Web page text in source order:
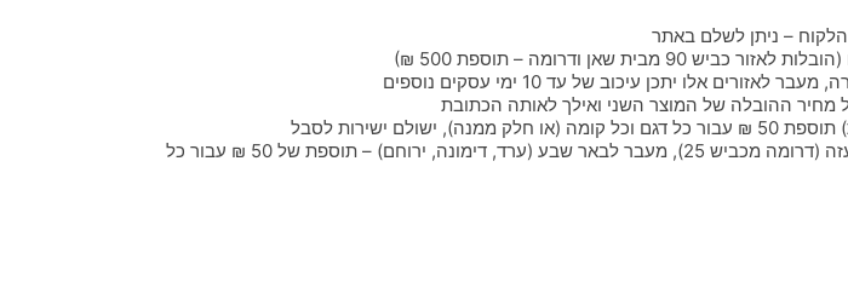
– ניתן לשלם באתר
ודרומה – תוספת 500 ₪)
• הובלה למושבים הנמצאים מעבר לקו הירוק, מזרחה לכביש 90 (רמת הגולן), עוטף עזה (דרומה מכביש 25), מעבר לבאר שבע (ערד, דימונה, ירוחם) – תוספת של 50 ₪ עבור כל